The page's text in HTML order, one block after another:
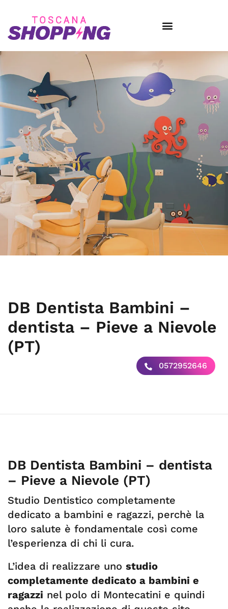
DB Dentista Bambini –
dentista – Pieve a Nievole
(PT)
0572952646
DB Dentista Bambini – dentista
– Pieve a Nievole (PT)
Studio Dentistico completamente
dedicato a bambini e ragazzi, perchè la
loro salute è fondamentale così come
l’esperienza di chi li cura.
L’idea di realizzare uno studio
completamente dedicato a bambini e
ragazzi nel polo di Montecatini e quindi